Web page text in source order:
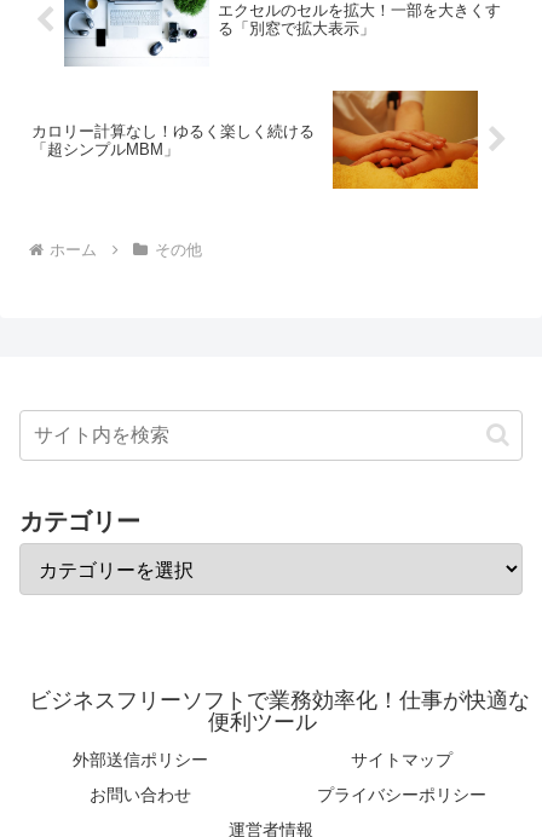
エクセルのセルを拡大！一部を大きくす
る「別窓で拡大表示」
カロリー計算なし！ゆるく楽しく続ける
「超シンプルMBM」
ホーム その他
カテゴリー
ビジネスフリーソフトで業務効率化！仕事が快適な
便利ツール
外部送信ポリシー
サイトマップ
お問い合わせ
プライバシーポリシー
運営者情報